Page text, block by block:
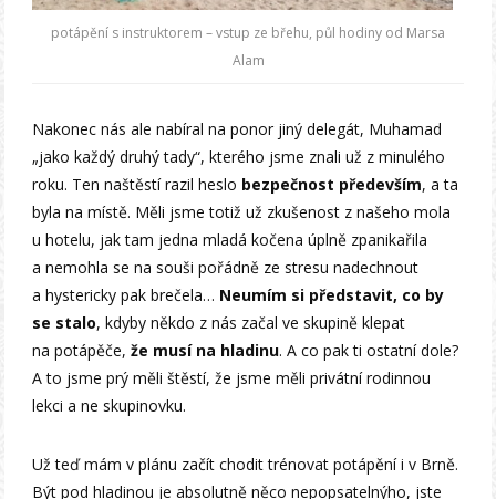
potápění s instruktorem – vstup ze břehu, půl hodiny od Marsa
Alam
Nakonec nás ale nabíral na ponor jiný delegát, Muhamad
„jako každý druhý tady“, kterého jsme znali už z minulého
roku. Ten naštěstí razil heslo bezpečnost především, a ta
byla na místě. Měli jsme totiž už zkušenost z našeho mola
u hotelu, jak tam jedna mladá kočena úplně zpanikařila
a nemohla se na souši pořádně ze stresu nadechnout
a hystericky pak brečela… Neumím si představit, co by
se stalo, kdyby někdo z nás začal ve skupině klepat
na potápěče,že musí na hladinu. A co pak ti ostatní dole?
A to jsme prý měli štěstí, že jsme měli privátní rodinnou
lekci a ne skupinovku.
Už teď mám v plánu začít chodit trénovat potápění i v Brně.
Být pod hladinou je absolutně něco nepopsatelnýho, jste